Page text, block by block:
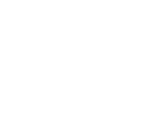
#shorts
HD）
ク）
ジア飯食べ尽くし